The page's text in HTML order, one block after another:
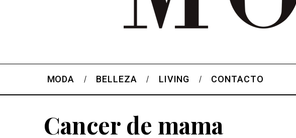
MODA BELLEZA LIVING CONTACTO
Cancer de mama